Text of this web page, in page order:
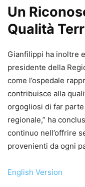
Un
Qualità
Gianfilippi ha inoltre
presidente della
come l’ospedale
contribuisce alla
orgogliosi di far
regionale,” ha
continuo nell’offrire
provenienti da ogni
English Version